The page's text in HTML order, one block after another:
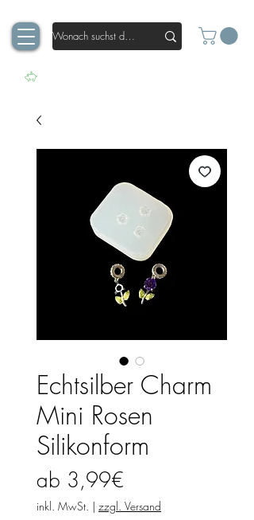
Echtsilber Charm
Mini Rosen
Silikonform
ab 3,99€
Preis
inkl. MwSt. | zzgl. Versand